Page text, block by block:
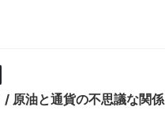
原油と通貨の不思議な関係